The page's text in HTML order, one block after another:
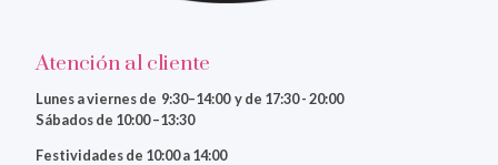
Atención al cliente
Lunes a viernesde 9:30–14:00 y de 17:30 - 20:00
Sábados de 10:00 –13:30
Festividades de 10:00 a 14:00